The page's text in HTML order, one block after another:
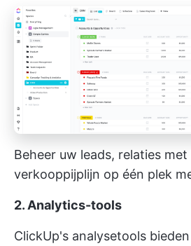
Beheer uw leads, relaties
verkooppijplijn op één plek
2. Analytics-tools
ClickUp's analysetools